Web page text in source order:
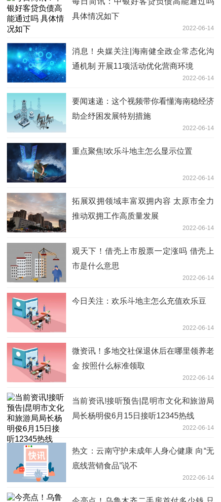
具体情况如下
2022-06-14
消息！央媒关注|海南健全政企常态化沟
通机制 开展11项活动优化营商环境
2022-06-14
要闻速递：这个视频带你看懂海南稳经济
助企纾困发展特别措施
2022-06-14
重点聚焦!欢乐斗地主怎么显示位置
2022-06-14
拓展双拥领域丰富双拥内容 太原市全力
推动双拥工作高质量发展
2022-06-14
观天下！借壳上市股票一定涨吗 借壳上
市是什么意思
2022-06-14
今日关注：欢乐斗地主怎么充值欢乐豆
2022-06-14
微资讯！多地交社保退休后在哪里领养老
金 按照什么标准领取
2022-06-14
当前资讯!接听预告|昆明市文化和旅游局
局长杨明俊6月15日接听12345热线
2022-06-14
热文：云南守护未成年人身心健康 向“无
底线营销食品”说不
2022-06-14